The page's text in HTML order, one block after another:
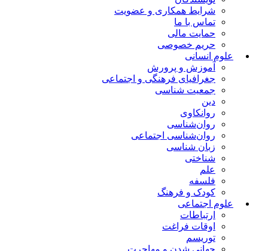
شرایط همکاری و عضویت
تماس با ما
حمایت مالی
حریم خصوصی
علوم انسانی
آموزش و پرورش
جغرافیای فرهنگی و اجتماعی
جمعیت شناسی
دین
روانکاوی
روان‌شناسی
روان‌شناسی اجتماعی
زبان شناسی
شناختی
علم
فلسفه
کودک و فرهنگ
علوم اجتماعی
ارتباطات
اوقات فراغت
توریسم
جهانی شدن و مهاجرت